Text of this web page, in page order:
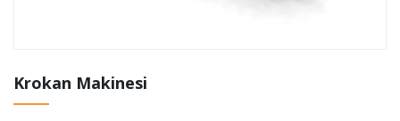
Krokan Makinesi